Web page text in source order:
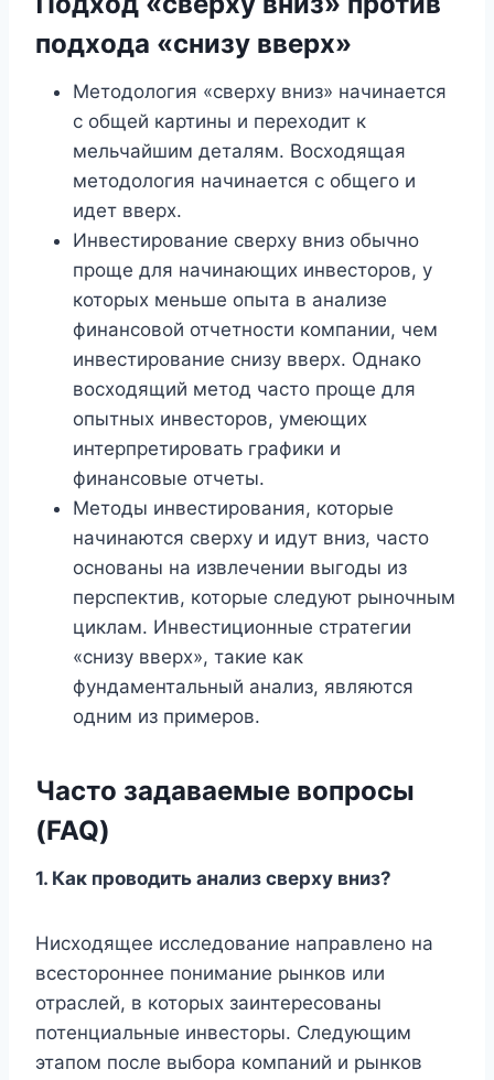
подхода «снизу вверх»
Методология «сверху вниз» начинается
с общей картины и переходит к
мельчайшим деталям. Восходящая
методология начинается с общего и
идет вверх.
Инвестирование сверху вниз обычно
проще для начинающих инвесторов, у
которых меньше опыта в анализе
финансовой отчетности компании, чем
инвестирование снизу вверх. Однако
восходящий метод часто проще для
опытных инвесторов, умеющих
интерпретировать графики и
финансовые отчеты.
Методы инвестирования, которые
начинаются сверху и идут вниз, часто
основаны на извлечении выгоды из
перспектив, которые следуют рыночным
циклам. Инвестиционные стратегии
«снизу вверх», такие как
фундаментальный анализ, являются
одним из примеров.
Часто задаваемые вопросы
(FAQ)
1. Как проводить анализ сверху вниз?
Нисходящее исследование направлено на
всестороннее понимание рынков или
отраслей, в которых заинтересованы
потенциальные инвесторы. Следующим
этапом после выбора компаний и рынков